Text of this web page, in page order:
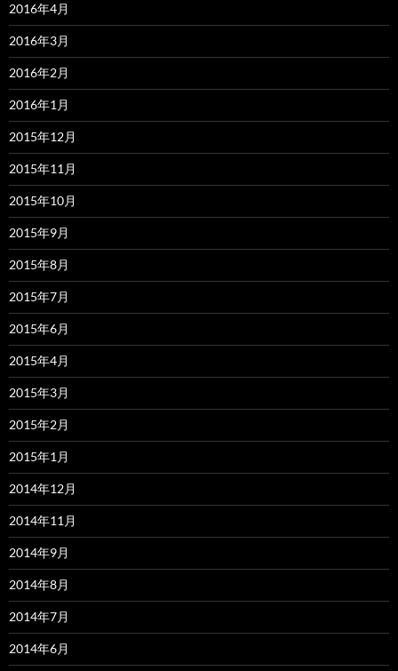
2016年4月
2016年3月
2016年2月
2016年1月
2015年12月
2015年11月
2015年10月
2015年9月
2015年8月
2015年7月
2015年6月
2015年4月
2015年3月
2015年2月
2015年1月
2014年12月
2014年11月
2014年9月
2014年8月
2014年7月
2014年6月